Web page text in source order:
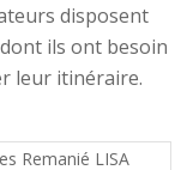
disposent
ils ont besoin
leur itinéraire.